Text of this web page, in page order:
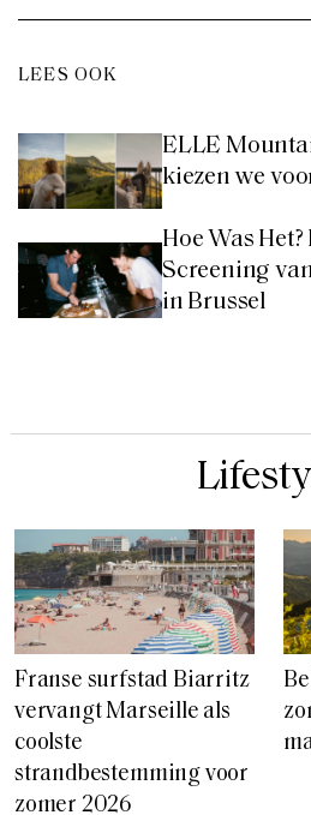
LEES OOK
ELLE
kiezen we
Hoe Was
Screening
in Brussel
Franse surfstad Biarritz
vervangt Marseille als
coolste
strandbestemming voor
zomer 2026